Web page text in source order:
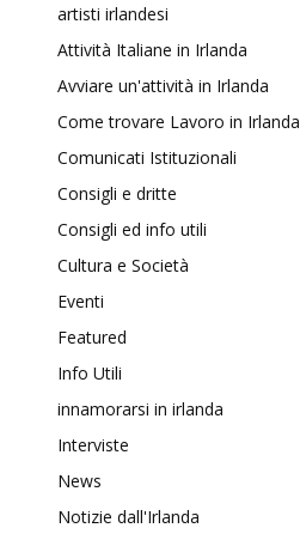
artisti irlandesi
Attività Italiane in Irlanda
Avviare un'attività in Irlanda
Come trovare Lavoro in Irlanda
Comunicati Istituzionali
Consigli e dritte
Consigli ed info utili
Cultura e Società
Eventi
Featured
Info Utili
innamorarsi in irlanda
Interviste
News
Notizie dall'Irlanda